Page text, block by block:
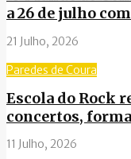
a 26 de julho
21 Julho, 2026
Paredes de Coura
Escola do Rock
concertos,
11 Julho, 2026